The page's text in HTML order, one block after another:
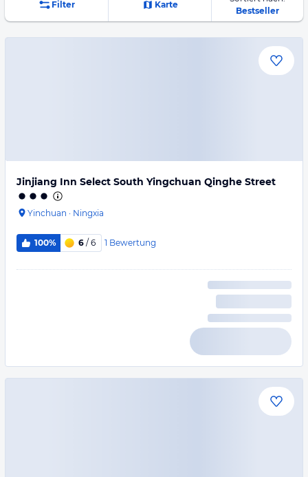
Filter Karte
Bestseller
Jinjiang Inn Select South Yingchuan Qinghe Street
Yinchuan · Ningxia
100% 6 / 6 1 Bewertung